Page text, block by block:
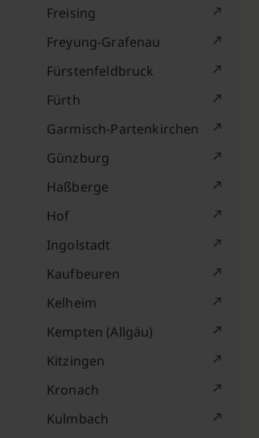
Freising
Freyung-Grafenau
Fürstenfeldbruck
Fürth
Garmisch-Partenkirchen
Günzburg
Haßberge
Hof
Ingolstadt
Kaufbeuren
Kelheim
Kempten (Allgäu)
Kitzingen
Kronach
Kulmbach